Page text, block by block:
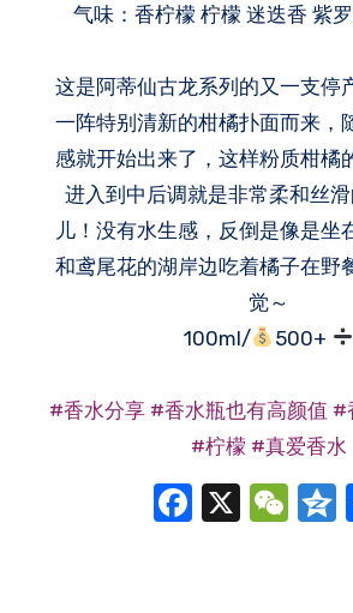
气味：香柠檬 柠檬 迷迭香 紫
这是阿蒂仙古龙系列的又一支停
一阵特别清新的柑橘扑面而来，
感就开始出来了，这样粉质柑橘
进入到中后调就是非常柔和丝
儿！没有水生感，反倒是像是坐
和鸢尾花的湖岸边吃着橘子在野
觉～
100ml/
500+
#香水分享 #香水瓶也有高颜值 #
#柠檬 #真爱香水
X